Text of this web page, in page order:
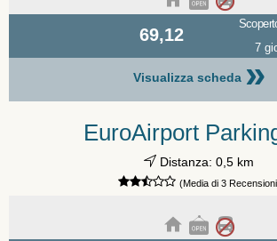
69,12
7
Visualizza scheda »
EuroAirport
Distanza: 0,5 km
(Media di 3